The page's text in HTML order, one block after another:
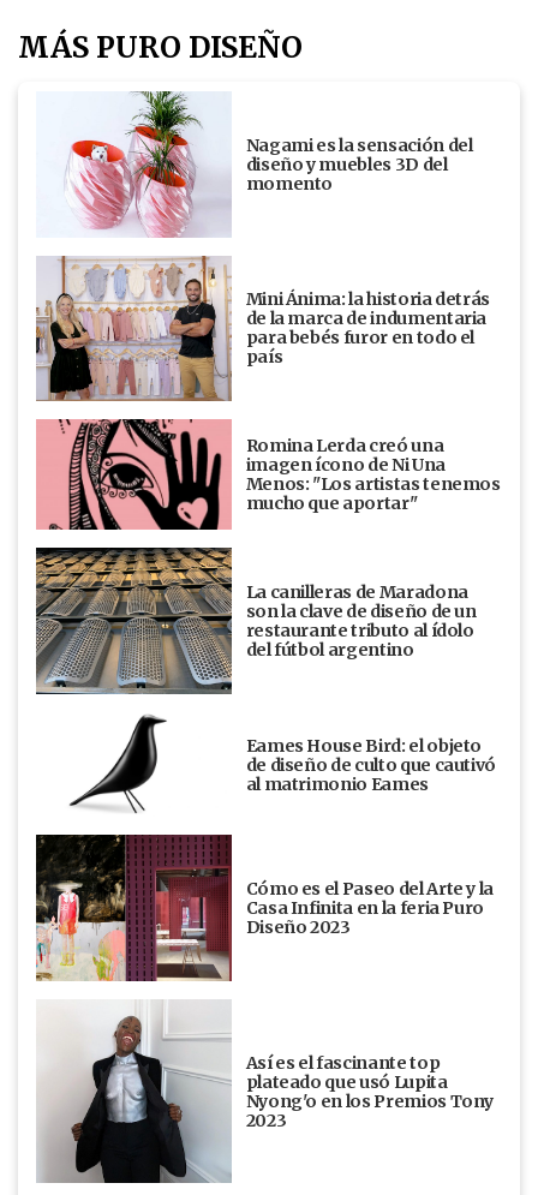
MÁS PURO DISEÑO
Nagami es la sensación del
diseño y muebles 3D del
momento
Mini Ánima: la historia detrás
de la marca de indumentaria
para bebés furor en todo el
país
Romina Lerda creó una
imagen ícono de Ni Una
Menos: "Los artistas tenemos
mucho que aportar"
La canilleras de Maradona
son la clave de diseño de un
restaurante tributo al ídolo
del fútbol argentino
Eames House Bird: el objeto
de diseño de culto que cautivó
al matrimonio Eames
Cómo es el Paseo del Arte y la
Casa Infinita en la feria Puro
Diseño 2023
Así es el fascinante top
plateado que usó Lupita
Nyong'o en los Premios Tony
2023